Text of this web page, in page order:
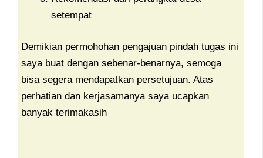
setempat
Demikian permohohan pengajuan pindah tugas ini
saya buat dengan sebenar-benarnya, semoga
bisa segera mendapatkan persetujuan. Atas
perhatian dan kerjasamanya saya ucapkan
banyak terimakasih